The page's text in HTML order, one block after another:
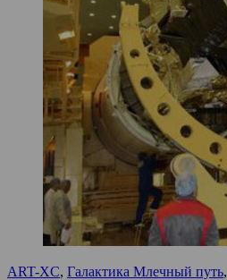
ART-XC, Галактика Млечный путь,